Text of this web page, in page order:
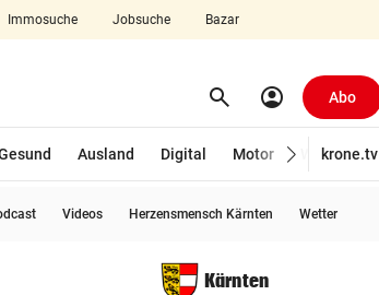
Immosuche Jobsuche Bazar
search Suchen
account_circle Abo
Ausland Digital Motor Wirtschaft
krone.tv
Videos Herzensmensch Kärnten Wetter
Kärnten